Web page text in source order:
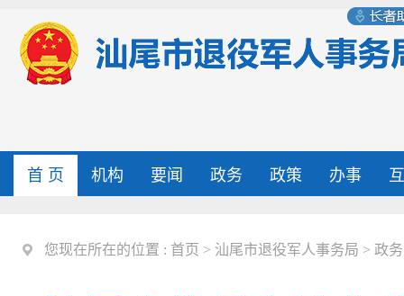
首 页 机构 要闻 政务 政策 办事
您现在所在的位置 : 首页 > 汕尾市退役军人事务局 > 政务